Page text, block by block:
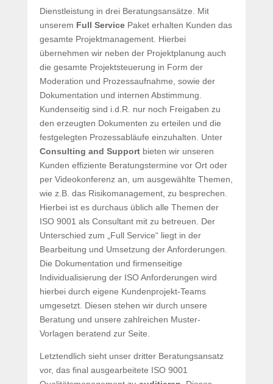
Dienstleistung in drei Beratungsansätze. Mit
unserem Full Service Paket erhalten Kunden das
gesamte Projektmanagement. Hierbei
übernehmen wir neben der Projektplanung auch
die gesamte Projektsteuerung in Form der
Moderation und Prozessaufnahme, sowie der
Dokumentation und internen Abstimmung.
Kundenseitig sind i.d.R. nur noch Freigaben zu
den erzeugten Dokumenten zu erteilen und die
festgelegten Prozessabläufe einzuhalten. Unter
Consulting and Supportbieten wir unseren
Kunden effiziente Beratungstermine vor Ort oder
per Videokonferenz an, um ausgewählte Themen,
wie z.B. das Risikomanagement, zu besprechen.
Hierbei ist es durchaus üblich alle Themen der
ISO 9001 als Consultant mit zu betreuen. Der
Unterschied zum „Full Service“ liegt in der
Bearbeitung und Umsetzung der Anforderungen.
Die Dokumentation und firmenseitige
Individualisierung der ISO Anforderungen wird
hierbei durch eigene Kundenprojekt-Teams
umgesetzt. Diesen stehen wir durch unsere
Beratung und unsere zahlreichen Muster-
Vorlagen beratend zur Seite.
Letztendlich sieht unser dritter Beratungsansatz
vor, das final ausgearbeitete ISO 9001